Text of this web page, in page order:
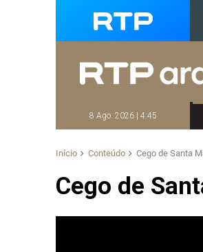
8 Ago. 2026 | 4:45
Início Conteúdo Cego de Santa
Cego de